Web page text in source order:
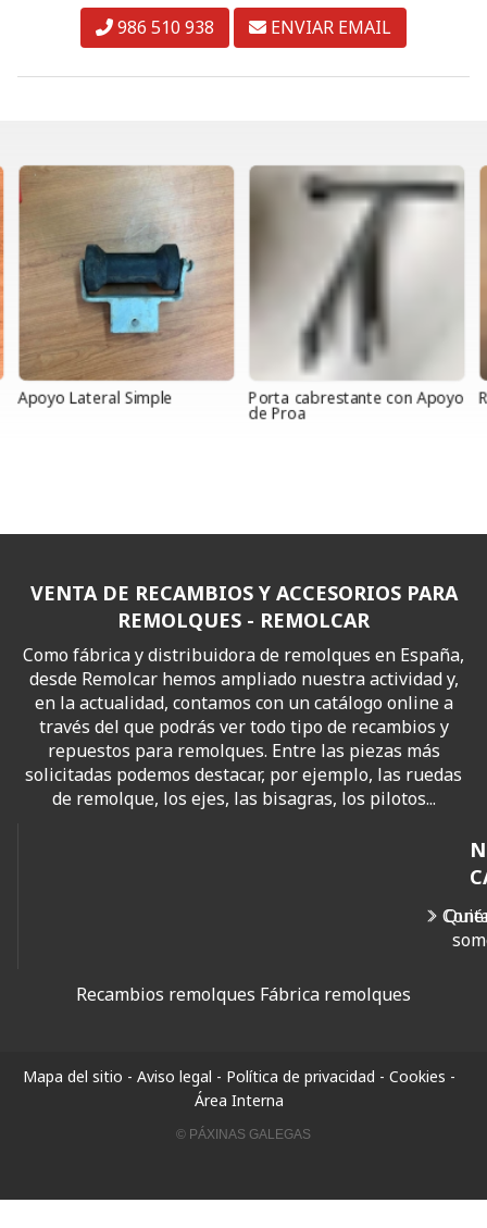
986 510 938 ENVIAR EMAIL
Apoyo Lateral Simple Porta cabrestante con Apoyo
de Proa
VENTA DE RECAMBIOS Y ACCESORIOS PARA
REMOLQUES - REMOLCAR
Como fábrica y distribuidora de remolques en España,
desde Remolcar hemos ampliado nuestra actividad y,
en la actualidad, contamos con un catálogo online a
través del que podrás ver todo tipo de recambios y
repuestos para remolques. Entre las piezas más
solicitadas podemos destacar, por ejemplo, las ruedas
de remolque, los ejes, las bisagras, los pilotos...
Recambios remolques Fábrica remolques
Mapa del sitio - Aviso legal - Política de privacidad - Cookies -
Área Interna
© PÁXINAS GALEGAS